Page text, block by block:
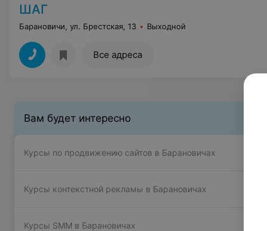
ШАГ
Барановичи, ул. Брестская, 13 Выходной
Все адреса
Вам будет интересно
Курсы по продвижению сайтов в Барановичах
Курсы контекстной рекламы в Барановичах
Курсы SMM в Барановичах